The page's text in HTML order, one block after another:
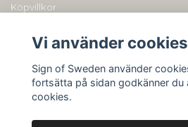
Köpvillkor
Sign of Sweden drivs av Duly AB
alltid kontakta oss på
Vi använder cookies
Sign of Sweden använder
fortsätta på sidan godkänner du
cookies.